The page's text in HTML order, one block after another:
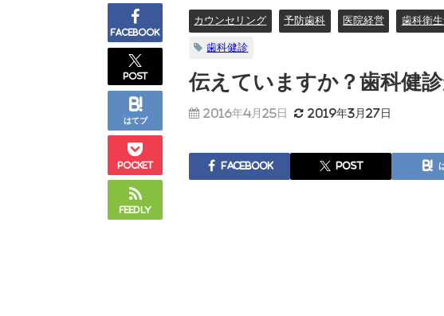
Facebook
post
はてブ
Pocket
Feedly
カウンセリング 予防歯科 医院経営 歯科衛
歯科健診
伝えていますか？歯科健
2016年4月25日 2019年3月27日
Facebook post